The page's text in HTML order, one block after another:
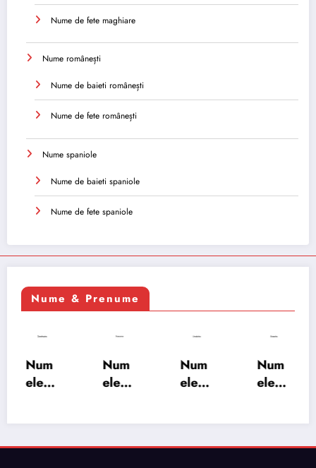
Nume de fete maghiare
Nume românești
Nume de baieti românești
Nume de fete românești
Nume spaniole
Nume de baieti spaniole
Nume de fete spaniole
Nume & Prenume
Num
ele
semn
Num
ele
semn
Num
ele
semn
Num
ele
ificați